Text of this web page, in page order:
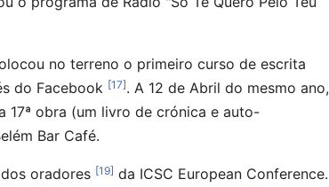
no terreno o primeiro curso de escrita
do Facebook [17]. A 12 de Abril do mesmo ano,
17ª obra (um livro de crónica e auto-
Bar Café.
oradores [19] da ICSC European Conference.